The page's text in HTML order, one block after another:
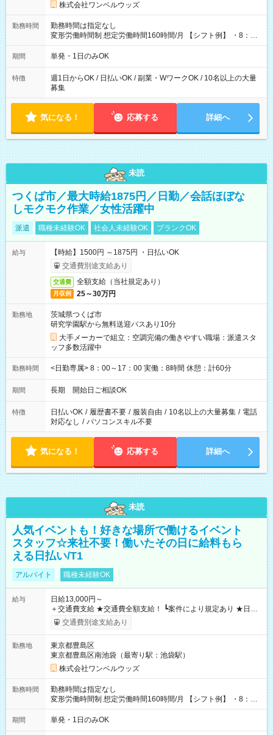
株式会社ワンベルウッズ
勤務時間
勤務時間は指定なし
変形労働時間制 想定労働時間160時間/月 【シフト例】 ・8：00
～21：00
期間 単発・1日のみOK
特徴
週1日からOK / 日払いOK / 副業・WワークOK / 10名以上の大量
募集
気になる！ 応募する 詳細へ
未読
つくば市／最大時給1875円／日勤／会話ほぼな
しモクモク作業／女性活躍中
派遣 職種未経験OK 社会人未経験OK ブランクOK
給与
【時給】1500円 ～1875円 ・日払いOK
交通費別途支給あり
交通費 全額支給（当社規定あり）
月収例 25～30万円
勤務地
茨城県つくば市
研究学園駅から無料送迎バスあり10分
大手メーカーで組立：空調完備の働きやすい職場：派遣スタ
ッフ多数活躍中
勤務時間 <日勤専属> 8：00～17：00 実働：8時間 休憩：計60分
期間 長期 開始日ご相談OK
特徴 日払いOK / 履歴書不要 / 服装自由 / 10名以上の大量募集 / 電話
対応なし / パソコンスキル不要
気になる！ 応募する 詳細へ
未読
人気イベントも！好きな場所で働けるイベント
スタッフ☆来社不要！働いたその日に給料もら
える日払い/T1
アルバイト 職種未経験OK
給与
日給13,000円～
＋交通費支給 ★交通費全額支給！ ┗案件により規定あり ★日払
いOK！（規定あり） ┗働いたその日に現金GET♪ お仕事後はコ
ンビニATMから 日払い分を引き落とせます！ 【試用期間】試
交通費別途支給あり
勤務地
東京都豊島区
東京都豊島区南池袋（最寄り駅：池袋駅）
株式会社ワンベルウッズ
勤務時間
勤務時間は指定なし
変形労働時間制 想定労働時間160時間/月 【シフト例】 ・8：00
～21：00
期間 単発・1日のみOK